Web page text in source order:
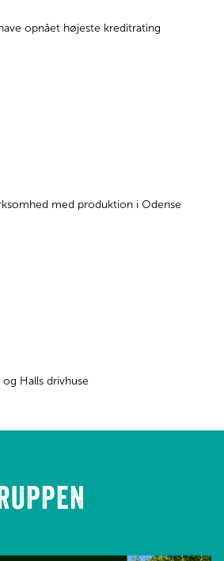
opnået højeste kreditrating
med produktion i Odense
Halls drivhuse